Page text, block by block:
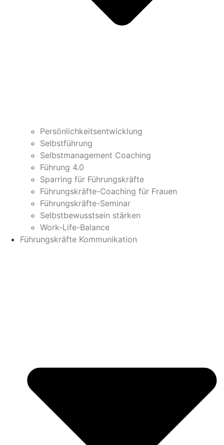
Persönlichkeitsentwicklung
Selbstführung
Selbstmanagement Coaching
Führung 4.0
Sparring für Führungskräfte
Führungskräfte-Coaching für Frauen
Führungskräfte-Seminar
Selbstbewusstsein stärken
Work-Life-Balance
Führungskräfte Kommunikation